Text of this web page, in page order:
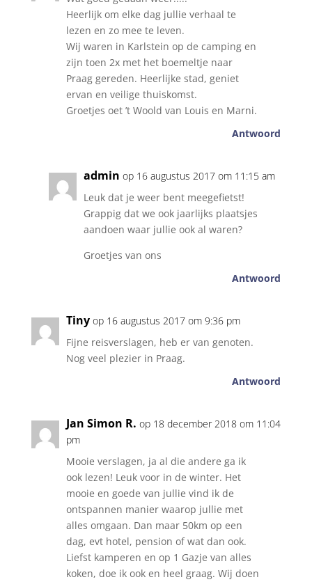
Heerlijk om elke dag jullie verhaal te
lezen en zo mee te leven.
Wij waren in Karlstein op de camping en
zijn toen 2x met het boemeltje naar
Praag gereden. Heerlijke stad, geniet
ervan en veilige thuiskomst.
Groetjes oet ’t Woold van Louis en Marni.
Antwoord
admin op 16 augustus 2017 om 11:15 am
Leuk dat je weer bent meegefietst!
Grappig dat we ook jaarlijks plaatsjes
aandoen waar jullie ook al waren?
Groetjes van ons
Antwoord
Tiny op 16 augustus 2017 om 9:36 pm
Fijne reisverslagen, heb er van genoten.
Nog veel plezier in Praag.
Antwoord
Jan Simon R. op 18 december 2018 om 11:04
pm
Mooie verslagen, ja al die andere ga ik
ook lezen! Leuk voor in de winter. Het
mooie en goede van jullie vind ik de
ontspannen manier waarop jullie met
alles omgaan. Dan maar 50km op een
dag, evt hotel, pension of wat dan ook.
Liefst kamperen en op 1 Gazje van alles
koken, doe ik ook en heel graag. Wij doen